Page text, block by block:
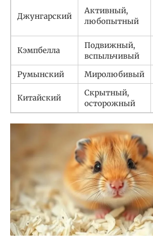
Джунгарский
Активный,
любопытный
Кэмпбелла
Подвижный,
вспыльчивый
Румынский
Миролюбивый
Китайский
Скрытный,
осторожный